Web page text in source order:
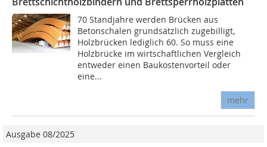
70 Standjahre werden Brücken aus
Betonschalen grundsätzlich zugebilligt,
Holzbrücken lediglich 60. So muss eine
Holzbrücke im wirtschaftlichen Vergleich
entweder einen Baukostenvorteil oder
eine...
mehr
Ausgabe 08/2025